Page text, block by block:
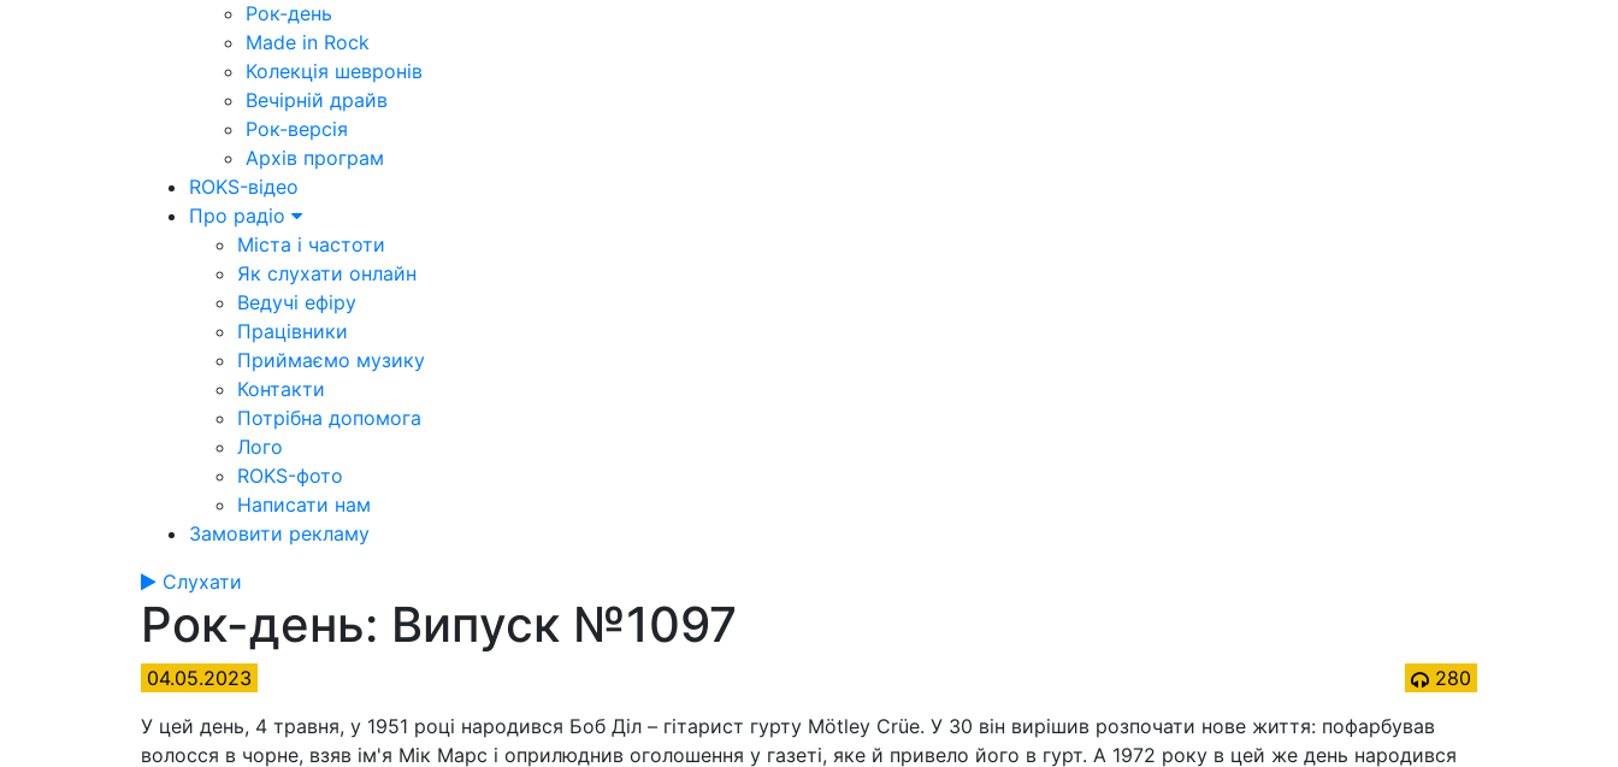
Рок-день
Made in Rock
Колекція шевронів
Вечірній драйв
Рок-версія
Архів програм
ROKS-відео
Про радіо
Міста і частоти
Як слухати онлайн
Ведучі ефіру
Працівники
Приймаємо музику
Контакти
Потрібна допомога
Лого
ROKS-фото
Написати нам
Замовити рекламу
Слухати
Рок-день: Випуск №1097
04.05.2023
280
У цей день, 4 травня, у 1951 році народився Боб Діл – гітарист гурту Mötley Crüe. У 30 він вирішив розпочати нове життя: пофарбував
волосся в чорне, взяв ім'я Мік Марс і оприлюднив оголошення у газеті, яке й привело його в гурт. А 1972 року в цей же день народився